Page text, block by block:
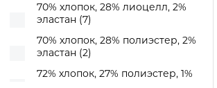
70% хлопок, 28% лиоцелл, 2%
эластан (7)
70% хлопок, 28% полиэстер, 2%
эластан (2)
72% хлопок, 27% полиэстер, 1%